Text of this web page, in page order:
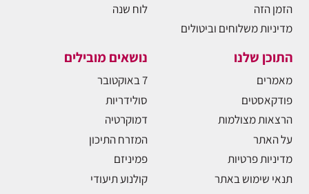
הזמן הזה
מדיניות משלוחים וביטולים
לוח שנה
התוכן שלנו
מאמרים
פודקאסטים
הרצאות מצולמות
על האתר
מדיניות פרטיות
תנאי שימוש באתר
נושאים מובילים
7 באוקטובר
סולידריות
דמוקרטיה
המזרח התיכון
פמיניזם
קולנוע תיעודי